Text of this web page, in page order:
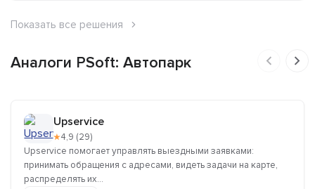
Показать все решения
Аналоги PSoft: Автопарк
Upservice
★4,9 (29)
Upservice помогает управлять выездными заявками:
принимать обращения с адресами, видеть задачи на карте,
распределять их...